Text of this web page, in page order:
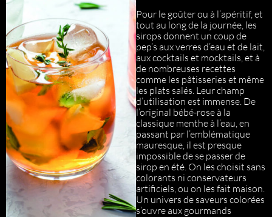
Pour le goûter ou à l’apéritif, et
tout au long de la journée, les
sirops donnent un coup de
pep’s aux verres d’eau et de lait,
aux cocktails et mocktails, et à
de nombreuses recettes
comme les pâtisseries et même
les plats salés. Leur champ
d’utilisation est immense. De
l’original bébé-rose à la
classique menthe à l’eau, en
passant par l’emblématique
mauresque, il est presque
impossible de se passer de
sirop en été. On les choisit sans
colorants ni conservateurs
artificiels, ou on les fait maison.
Un univers de saveurs colorées
s’ouvre aux gourmands